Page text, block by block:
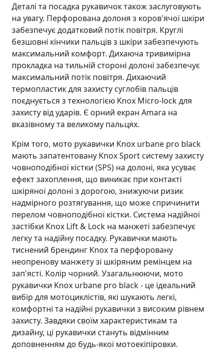
Деталі та посадка рукавичок також заслуговують
на увагу. Перфорована долоня з коров'ячої шкіри
забезпечує додатковий потік повітря. Круглі
безшовні кінчики пальців з шкіри забезпечують
максимальний комфорт. Дихаюча тривимірна
прокладка на тильній стороні долоні забезпечує
максимальний потік повітря. Дихаючий
термопластик для захисту суглобів пальців
поєднується з технологією Knox Micro-lock для
захисту від ударів. Є орний екран Amara на
вказівному та великому пальцях.
Крім того, мото рукавички Knox urbane pro black
мають запатентовану Knox Sport систему захисту
човноподібної кістки (SPS) на долоні, яка усуває
ефект захоплення, що виникає при контакті
шкіряної долоні з дорогою, знижуючи ризик
надмірного розтягування, що може спричинити
перелом човноподібної кістки. Система надійної
застібки Knox Lift & Lock на манжеті забезпечує
легку та надійну посадку. Рукавички мають
тиснений брендинг Knox та перфоровану
неопренову манжету зі шкіряним ремінцем на
зап'ясті. Колір чорний. Узагальнюючи, мото
рукавички Knox urbane pro black - це ідеальний
вибір для мотоциклістів, які шукають легкі,
комфортні та надійні рукавички з високим рівнем
захисту. Завдяки своїм характеристикам та
дизайну, ці рукавички стануть відмінним
доповненням до будь-якої мотоекіпіровки.